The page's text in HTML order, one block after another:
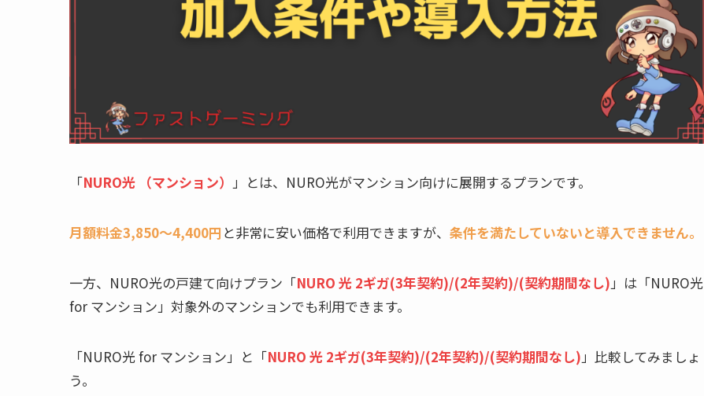
「NURO光 （マンション） 」とは、NURO光がマンション向けに展開するプランです。
月額料金3,850～4,400円 と非常に安い価格で利用できますが、 条件を満たしていないと導入できません。
一方、NURO光の戸建て向けプラン「NURO 光 2ギガ(3年契約)/(2年契約)/(契約期間なし) 」は「NURO光
for マンション」対象外のマンションでも利用できます。
「NURO光 for マンション」と「NURO 光 2ギガ(3年契約)/(2年契約)/(契約期間なし) 」比較してみましょ
う。